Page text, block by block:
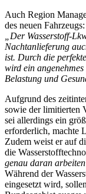
Auch Region
des neuen Fahrzeugs:
„Der Wasserstoff-
Nachtanlieferung
ist. Durch die
wird ein
Belastung und
Aufgrund des
sowie der limitierten
sei allerdings ein
erforderlich, machte
Zudem weist er auf
die
genau daran
Während der
eingesetzt wird,